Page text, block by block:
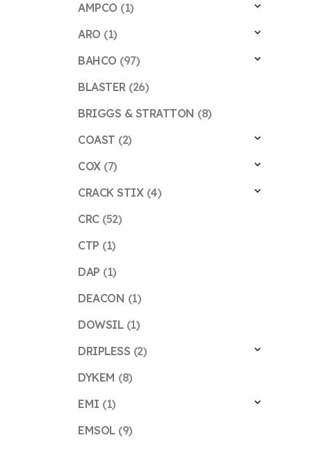
AMPCO (1)
ARO (1)
BAHCO (97)
BLASTER (26)
BRIGGS & STRATTON (8)
COAST (2)
COX (7)
CRACK STIX (4)
CRC (52)
CTP (1)
DAP (1)
DEACON (1)
DOWSIL (1)
DRIPLESS (2)
DYKEM (8)
EMI (1)
EMSOL (9)